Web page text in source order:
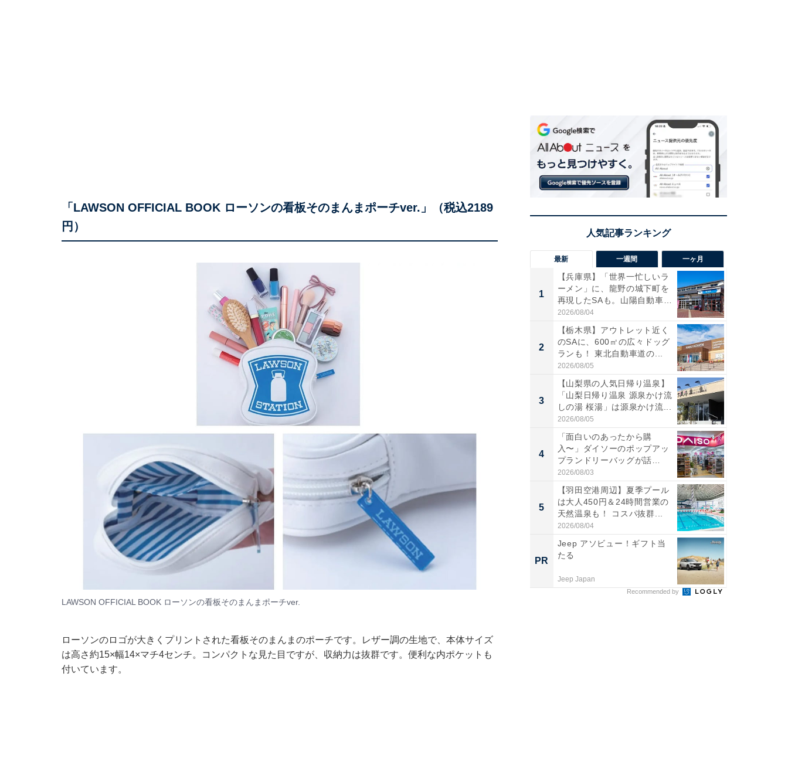
「LAWSON OFFICIAL BOOK ローソンの看板そのまんまポーチver.」（税込2189
円）
LAWSON OFFICIAL BOOK ローソンの看板そのまんまポーチver.
ローソンのロゴが大きくプリントされた看板そのまんまのポーチです。レザー調の生地で、本体サイズ
は高さ約15×幅14×マチ4センチ。コンパクトな見た目ですが、収納力は抜群です。便利な内ポケットも
付いています。
最新 一週間 一ヶ月
1
【兵庫県】「世界一忙しいラ
ーメン」に、龍野の城下町を
再現したSAも。山陽自動車
道...
2026/08/04
2
【栃木県】アウトレット近く
のSAに、600㎡の広々ドッグ
ランも！ 東北自動車道の...
2026/08/05
3
【山梨県の人気日帰り温泉】
「山梨日帰り温泉 源泉かけ流
しの湯 桜湯」は源泉かけ流...
2026/08/05
4
「面白いのあったから購
入〜」ダイソーのポップアッ
プランドリーバッグが話
題。“さま...
2026/08/03
5
【羽田空港周辺】夏季プール
は大人450円＆24時間営業の
天然温泉も！ コスパ抜群...
2026/08/04
PR
Jeep アソビュー！ギフト当
たる
Jeep Japan
Recommended by